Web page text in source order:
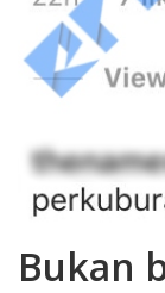
Bukan